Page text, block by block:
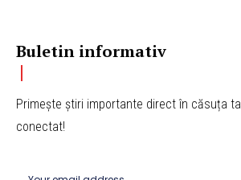
Buletin informativ
Primește știri importante direct în căsuța
conectat!